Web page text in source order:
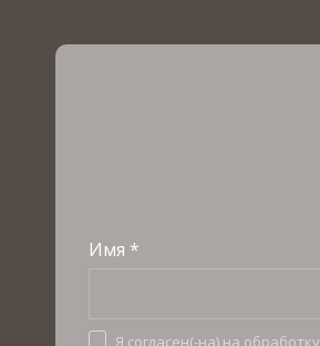
Имя *
Я согласен(-на) на обработку